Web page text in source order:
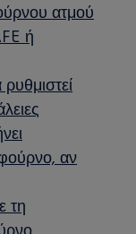
ατμού
ή
αν
τη